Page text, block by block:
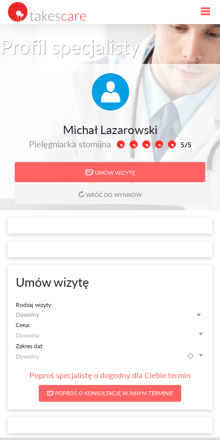
Profil specjalisty
Michał Lazarowski
Pielęgniarka stomijna 5/5
UMÓW WIZYTĘ
WRÓĆ DO WYNIKÓW
Umów wizytę
Rodzaj wizyty:
Dowolny
Cena:
Zakres dat:
Poproś specjalistę o dogodny dla Ciebie termin
POPROŚ O KONSULTACJĘ W INNYM TERMINIE